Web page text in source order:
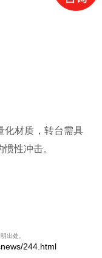
化材质，转台需具
性冲击。
出处。
244.html